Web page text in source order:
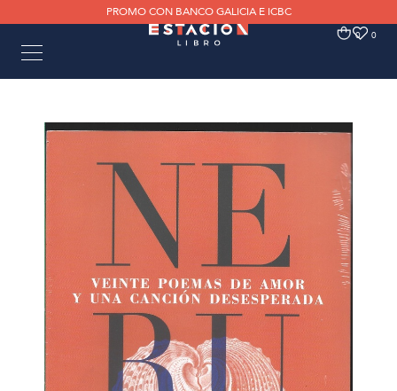
PROMO CON BANCO GALICIA E ICBC
0 0